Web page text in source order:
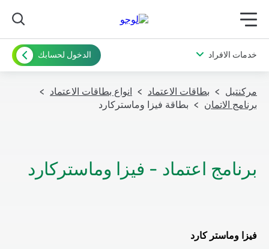
תפריט ראשי לנייד
خدمات الافراد الدخول لحسابك
مركنتيل بطاقات الاعتماد
انواع بطاقات الاعتماد
برنامج الاتمان
بطاقة فيزا وماستركارد
فيزا وماستر كارد